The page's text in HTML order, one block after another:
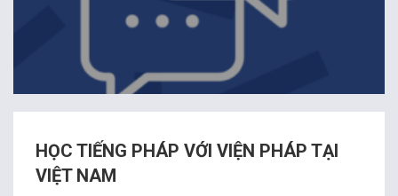
Hà Nội
HỌC TIẾNG PHÁP VỚI VIỆN PHÁP TẠI
VIỆT NAM